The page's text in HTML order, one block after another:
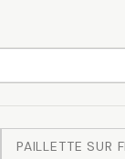
PAILLETTE SUR